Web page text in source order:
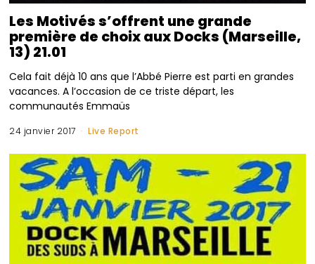
Les Motivés s’offrent une grande
première de choix aux Docks (Marseille,
13) 21.01
Cela fait déjà 10 ans que l’Abbé Pierre est parti en grandes
vacances. A l’occasion de ce triste départ, les
communautés Emmaüs
24 janvier 2017 Live Report